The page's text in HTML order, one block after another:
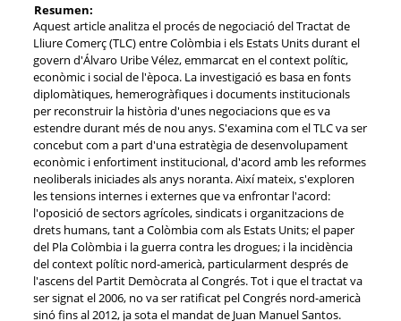
Resumen:
Aquest article analitza el procés de negociació del Tractat de
Lliure Comerç (TLC) entre Colòmbia i els Estats Units durant el
govern d'Álvaro Uribe Vélez, emmarcat en el context polític,
econòmic i social de l'època. La investigació es basa en fonts
diplomàtiques, hemerogràfiques i documents institucionals
per reconstruir la història d'unes negociacions que es va
estendre durant més de nou anys. S'examina com el TLC va ser
concebut com a part d'una estratègia de desenvolupament
econòmic i enfortiment institucional, d'acord amb les reformes
neoliberals iniciades als anys noranta. Així mateix, s'exploren
les tensions internes i externes que va enfrontar l'acord:
l'oposició de sectors agrícoles, sindicats i organitzacions de
drets humans, tant a Colòmbia com als Estats Units; el paper
del Pla Colòmbia i la guerra contra les drogues; i la incidència
del context polític nord-americà, particularment després de
l'ascens del Partit Demòcrata al Congrés. Tot i que el tractat va
ser signat el 2006, no va ser ratificat pel Congrés nord-americà
sinó fins al 2012, ja sota el mandat de Juan Manuel Santos.